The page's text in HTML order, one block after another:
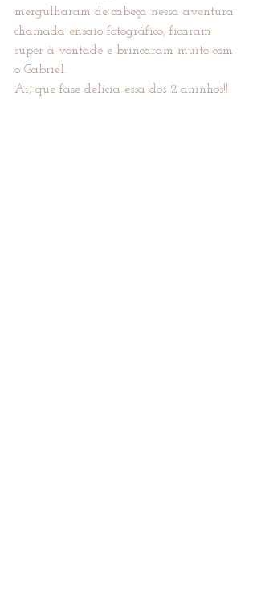
mergulharam de cabeça nessa aventura
chamada ensaio fotográfico, ficaram
super à vontade e brincaram muito com
o Gabriel.
Ai, que fase delícia essa dos 2 aninhos!!